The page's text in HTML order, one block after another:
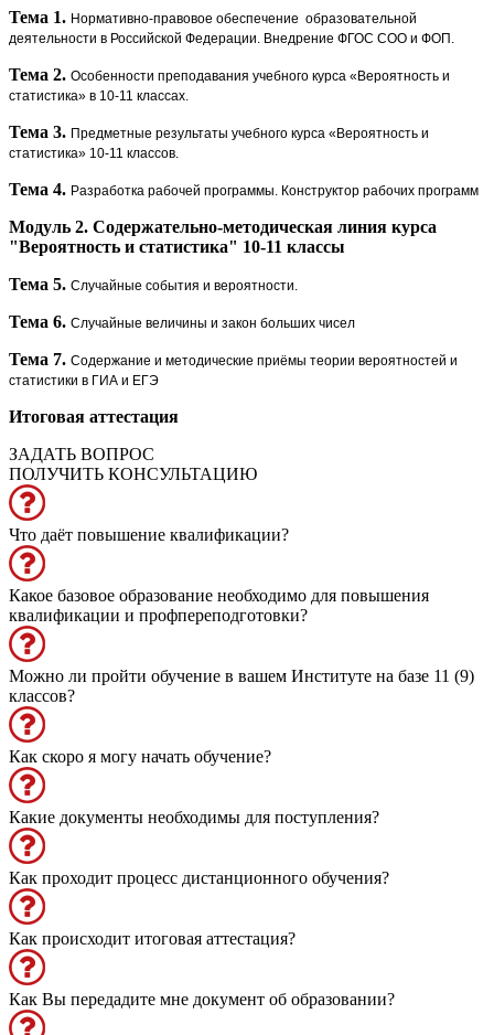
Тема 1. Нормативно-правовое обеспечение образовательной
деятельности в Российской Федерации. Внедрение ФГОС СОО и ФОП.
Тема 2. Особенности преподавания учебного курса «Вероятность и
статистика» в 10-11 классах.
Тема 3. Предметные результаты учебного курса «Вероятность и
статистика» 10-11 классов.
Тема 4. Разработка рабочей программы. Конструктор рабочих программ
Модуль 2. Содержательно-методическая линия курса
"Вероятность и статистика" 10-11 классы
Тема 5. Случайные события и вероятности.
Тема 6. Случайные величины и закон больших чисел
Тема 7. Содержание и методические приёмы теории вероятностей и
статистики в ГИА и ЕГЭ
Итоговая аттестация
ЗАДАТЬ ВОПРОС
ПОЛУЧИТЬ КОНСУЛЬТАЦИЮ
Что даёт повышение квалификации?
Какое базовое образование необходимо для повышения
квалификации и профпереподготовки?
Можно ли пройти обучение в вашем Институте на базе 11 (9)
классов?
Как скоро я могу начать обучение?
Какие документы необходимы для поступления?
Как проходит процесс дистанционного обучения?
Как происходит итоговая аттестация?
Как Вы передадите мне документ об образовании?